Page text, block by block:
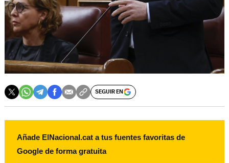
SEGUIR EN
Añade ElNacional.cat a tus fuentes favoritas de
Google de forma gratuita